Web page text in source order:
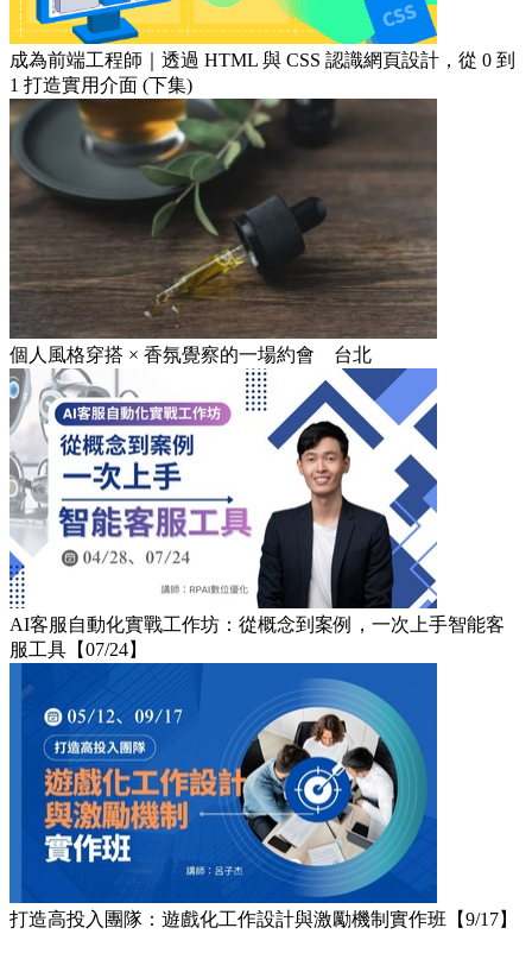
成為前端工程師｜透過 HTML 與 CSS 認識網頁設計，從 0 到
1 打造實用介面 (下集)
個人風格穿搭 × 香氛覺察的一場約會 台北
AI客服自動化實戰工作坊：從概念到案例，一次上手智能客
服工具【07/24】
打造高投入團隊：遊戲化工作設計與激勵機制實作班【9/17】